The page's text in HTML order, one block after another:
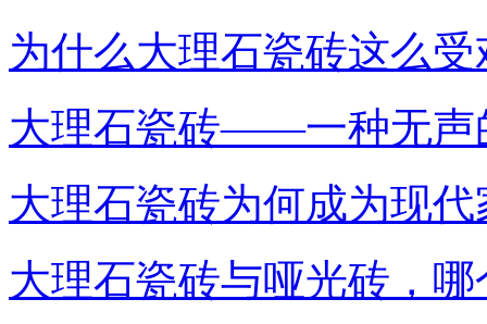
为什么大理石瓷砖这么受
大理石瓷砖——一种无声
大理石瓷砖为何成为现
大理石瓷砖与哑光砖，哪